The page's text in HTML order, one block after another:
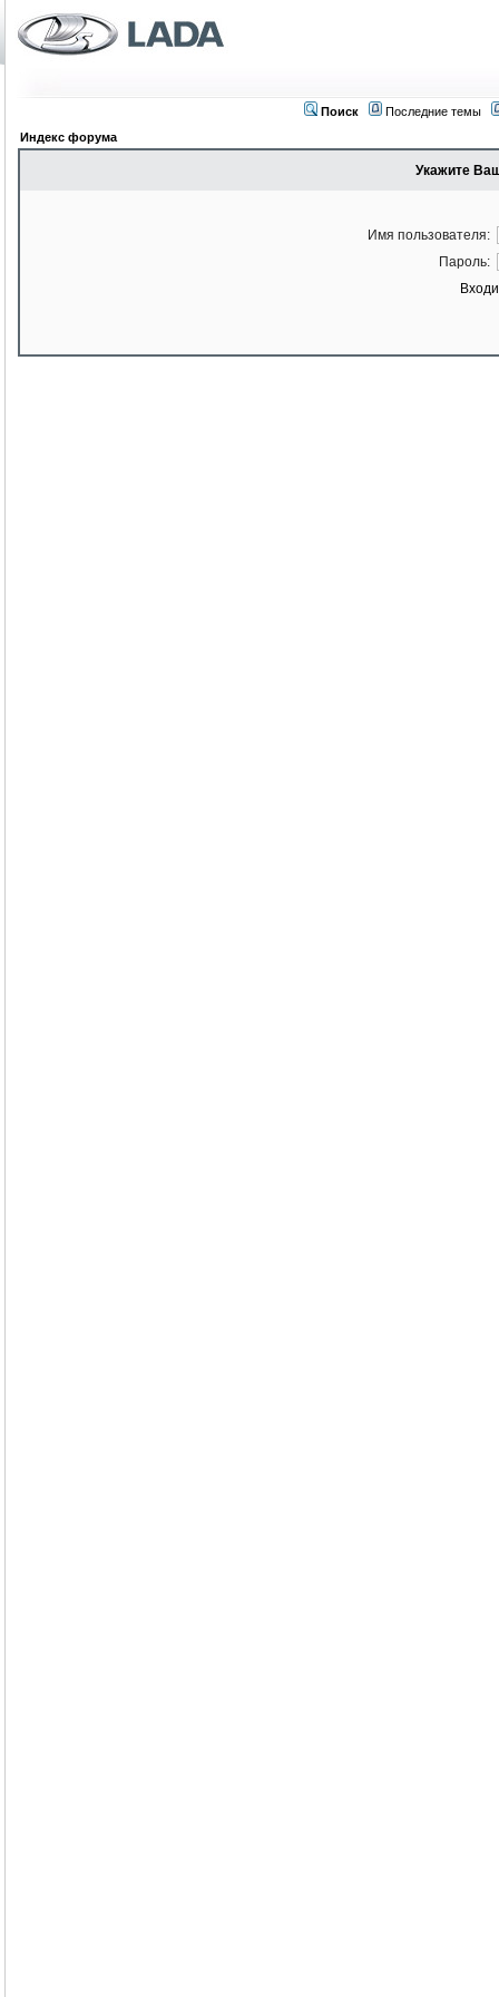
Поиск
Последние темы
Индекс форума
Укажите
Имя пользователя:
Пароль: